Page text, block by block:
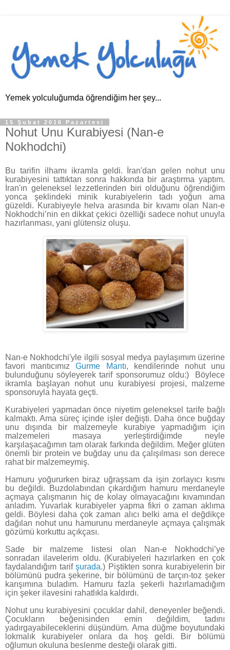
Yemek yolculuğumda öğrendiğim her şey...
15 Şubat 2016 Pazartesi
Nohut Unu Kurabiyesi (Nan-e
Nokhodchi)
Bu tarifin ilhamı ikramla geldi. İran'dan gelen nohut unu
kurabiyesini tattıktan sonra hakkında bir araştırma yaptım.
İran'ın geleneksel lezzetlerinden biri olduğunu öğrendiğim
yonca şeklindeki minik kurabiyelerin tadı yoğun ama
güzeldi. Kurabiyeyle helva arasında bir kıvamı olan Nan-e
Nokhodchi’nin en dikkat çekici özelliği sadece nohut unuyla
hazırlanması, yani glütensiz oluşu.
Nan-e Nokhodchi'yle ilgili sosyal medya paylaşımım üzerine
favori mantıcımızGurme Mantı, kendilerinde nohut unu
bulunduğunu söyleyerek tarif sponsorumuz oldu:) Böylece
ikramla başlayan nohut unu kurabiyesi projesi, malzeme
sponsoruyla hayata geçti.
Kurabiyeleri yapmadan önce niyetim geleneksel tarife bağlı
kalmaktı. Ama süreç içinde işler değişti. Daha önce buğday
unu dışında bir malzemeyle kurabiye yapmadığım için
malzemeleri masaya yerleştirdiğimde neyle
karşılaşacağımın tam olarak farkında değildim. Meğer glüten
önemli bir protein ve buğday unu da çalışılması son derece
rahat bir malzemeymiş.
Hamuru yoğururken biraz uğraşsam da işin zorlayıcı kısmı
bu değildi. Buzdolabından çıkardığım hamuru merdaneyle
açmaya çalışmanın hiç de kolay olmayacağını kıvamından
anladım. Yuvarlak kurabiyeler yapma fikri o zaman aklıma
geldi. Böylesi daha çok zaman alıcı belki ama el değdikçe
dağılan nohut unu hamurunu merdaneyle açmaya çalışmak
gözümü korkuttu açıkçası.
Sade bir malzeme listesi olan Nan-e Nokhodchi’ye
sonradan ilavelerim oldu. (Kurabiyeleri hazırlarken en çok
faydalandığım tarif şurada.) Piştikten sonra kurabiyelerin bir
bölümünü pudra şekerine, bir bölümünü de tarçın-toz şeker
karışımına buladım. Hamuru fazla şekerli hazırlamadığım
için şeker ilavesini rahatlıkla kaldırdı.
Nohut unu kurabiyesini çocuklar dahil, deneyenler beğendi.
Çocukların beğenisinden emin değildim, tadını
yadırgayabileceklerini düşündüm. Ama düğme boyutundaki
lokmalık kurabiyeler onlara da hoş geldi. Bir bölümü
oğlumun okuluna beslenme desteği olarak gitti.